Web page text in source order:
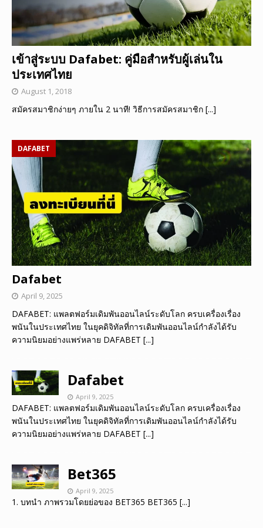
เข้าสู่ระบบ Dafabet: คู่มือสำหรับผู้เล่นใน
ประเทศไทย
August 1, 2018
สมัครสมาชิกง่ายๆ ภายใน 2 นาที! วิธีการสมัครสมาชิก [...]
Dafabet
DAFABET
April 9, 2025
DAFABET: แพลตฟอร์มเดิมพันออนไลน์ระดับโลก ครบเครื่องเรื่อง
พนันในประเทศไทย ในยุคดิจิทัลที่การเดิมพันออนไลน์กำลังได้รับ
ความนิยมอย่างแพร่หลาย DAFABET [...]
Dafabet
April 9, 2025
DAFABET: แพลตฟอร์มเดิมพันออนไลน์ระดับโลก ครบเครื่องเรื่อง
พนันในประเทศไทย ในยุคดิจิทัลที่การเดิมพันออนไลน์กำลังได้รับ
ความนิยมอย่างแพร่หลาย DAFABET [...]
Bet365
April 9, 2025
1. บทนำ ภาพรวมโดยย่อของ BET365 BET365 [...]